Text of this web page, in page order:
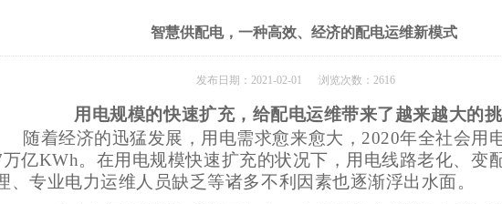
智慧供配电，一种高效、经济的配电运维新模式
发布日期：2021-02-01 浏览次数：2616
用电规模的快速扩充，给配电运维带来了越来越大的
随着经济的迅猛发展，用电需求愈来愈大， 2020年全社会用
万亿KWh。在用电规模快速扩充的状况下，用电线路老化、变
、专业电力运维人员缺乏等诸多不利因素也逐渐浮出水面。